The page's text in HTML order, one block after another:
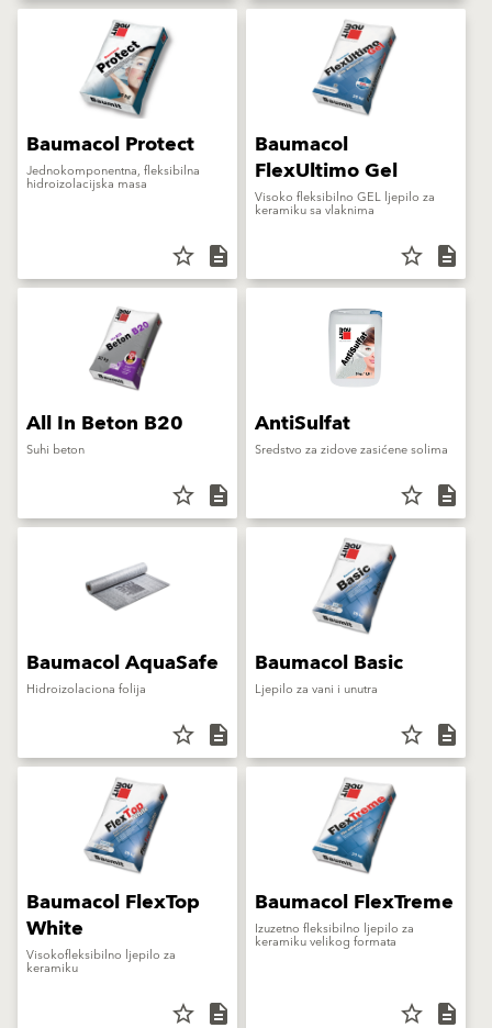
Baumacol Protect
Jednokomponentna, fleksibilna
hidroizolacijska masa
star_border description
Baumacol
FlexUltimo Gel
Visoko fleksibilno GEL ljepilo za
keramiku sa vlaknima
star_border description
All In Beton B20
Suhi beton
star_border description
AntiSulfat
Sredstvo za zidove zasićene solima
star_border description
Baumacol AquaSafe
Hidroizolaciona folija
star_border description
Baumacol Basic
Ljepilo za vani i unutra
star_border description
Baumacol FlexTop
White
Visokofleksibilno ljepilo za
keramiku
star_border description
Baumacol FlexTreme
Izuzetno fleksibilno ljepilo za
keramiku velikog formata
star_border description